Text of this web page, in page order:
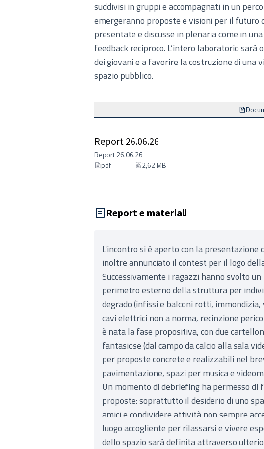
suddivisi in gruppi e accompagnati in un
emergeranno proposte e visioni per il futuro
presentate e discusse in plenaria come in
feedback reciproco. L’intero laboratorio
dei giovani e a favorire la costruzione di una
spazio pubblico.
Report 26.06.26
Report 26.06.26
pdf
2,62 MB
Report e materiali
L'incontro si è aperto con la
inoltre annunciato il contest per il logo
Successivamente i ragazzi hanno svolto
perimetro esterno della struttura per
degrado (infissi e balconi rotti,
cavi elettrici non a norma, recinzione
è nata la fase propositiva, con due
fantasiose (dal campo da calcio alla sala
per proposte concrete e realizzabili nel
pavimentazione, spazi per musica e
Un momento di debriefing ha permesso
proposte: soprattutto il desiderio di uno
amici e condividere attività non sempre
luogo accogliente per rilassarsi e vivere
dello spazio sarà definita attraverso